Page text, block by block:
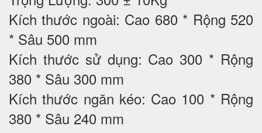
Kích thước ngoài: Cao 680 * Rộng 520
* Sâu 500 mm
Kích thước sử dụng: Cao 300 * Rộng
380 * Sâu 300 mm
Kích thước ngăn kéo: Cao 100 * Rộng
380 * Sâu 240 mm